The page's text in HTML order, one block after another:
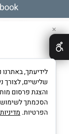
✕
שלישיים, לצורך
והצגת פרסום
הסכמתך לשימוש
הפרטיות.